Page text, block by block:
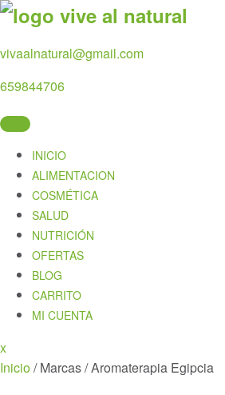
Skip
content
vivaalnatural@gmail.com
659844706
INICIO
ALIMENTACION
COSMÉTICA
SALUD
NUTRICIÓN
OFERTAS
BLOG
CARRITO
MI CUENTA
xClose
Menu
Inicio/ Marcas / Aromaterapia Egipcia